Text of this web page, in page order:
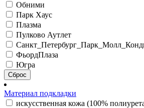
Обними
Парк Хаус
Плазма
Пулково Аутлет
ФьордПлаза
Югра
Сброс
Материал подкладки
искусственная кожа (100%